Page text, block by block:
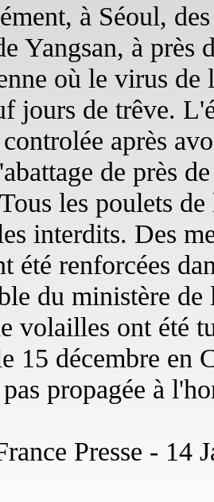
à Séoul,
Yangsan, à près
où le virus
jours de trêve.
après
de près
les poulets
interdits. Des
été renforcées
du ministère
volailles ont été
15 décembre en
propagée à
Presse - 14